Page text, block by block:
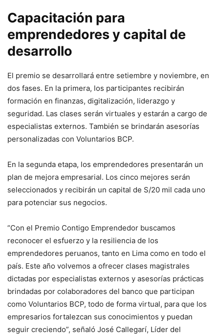
Capacitación para
emprendedores y capital de
desarrollo
El premio se desarrollará entre setiembre y noviembre, en
dos fases. En la primera, los participantes recibirán
formación en finanzas, digitalización, liderazgo y
seguridad. Las clases serán virtuales y estarán a cargo de
especialistas externos. También se brindarán asesorías
personalizadas con Voluntarios BCP.
En la segunda etapa, los emprendedores presentarán un
plan de mejora empresarial. Los cinco mejores serán
seleccionados y recibirán un capital de S/20 mil cada uno
para potenciar sus negocios.
“Con el Premio Contigo Emprendedor buscamos
reconocer el esfuerzo y la resiliencia de los
emprendedores peruanos, tanto en Lima como en todo el
país. Este año volvemos a ofrecer clases magistrales
dictadas por especialistas externos y asesorías prácticas
brindadas por colaboradores del banco que participan
como Voluntarios BCP, todo de forma virtual, para que los
empresarios fortalezcan sus conocimientos y puedan
seguir creciendo”, señaló José Callegarí, Líder del